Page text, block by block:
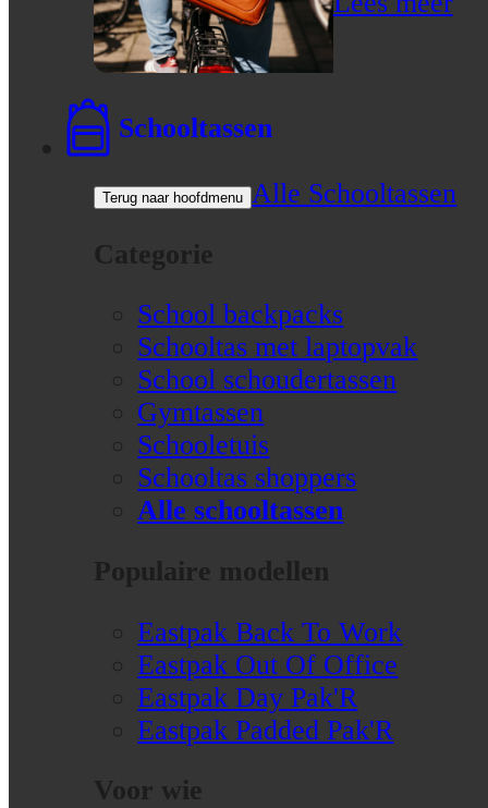
Schooltassen
Terug naar hoofdmenu Alle Schooltassen
Categorie
School backpacks
Schooltas met laptopvak
School schoudertassen
Gymtassen
Schooletuis
Schooltas shoppers
Alle schooltassen
Populaire modellen
Eastpak Back To Work
Eastpak Out Of Office
Eastpak Day Pak'R
Eastpak Padded Pak'R
Voor wie